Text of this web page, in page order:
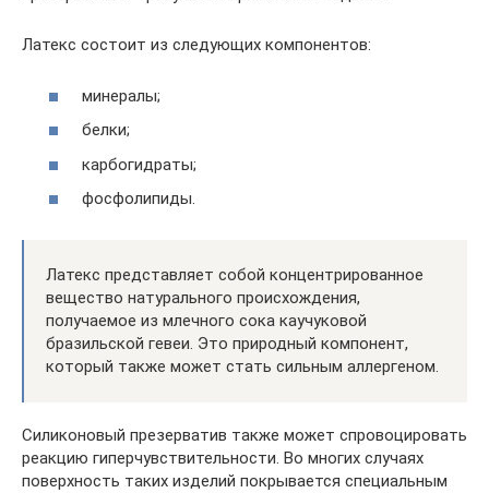
Латекс состоит из следующих компонентов:
минералы;
белки;
карбогидраты;
фосфолипиды.
Латекс представляет собой концентрированное
вещество натурального происхождения,
получаемое из млечного сока каучуковой
бразильской гевеи. Это природный компонент,
который также может стать сильным аллергеном.
Силиконовый презерватив также может спровоцировать
реакцию гиперчувствительности. Во многих случаях
поверхность таких изделий покрывается специальным